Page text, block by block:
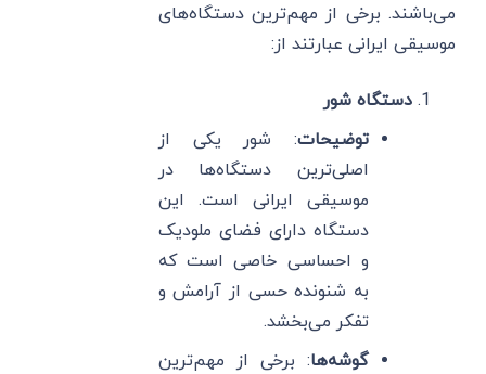
می‌باشند. برخی از مهم‌ترین دستگاه‌های
موسیقی ایرانی عبارتند از:
دستگاه شور
توضیحات: شور یکی از
اصلی‌ترین دستگاه‌ها در
موسیقی ایرانی است. این
دستگاه دارای فضای ملودیک
و احساسی خاصی است که
به شنونده حسی از آرامش و
تفکر می‌بخشد.
گوشه‌ها: برخی از مهم‌ترین